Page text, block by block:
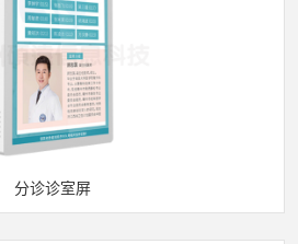
分诊诊室屏